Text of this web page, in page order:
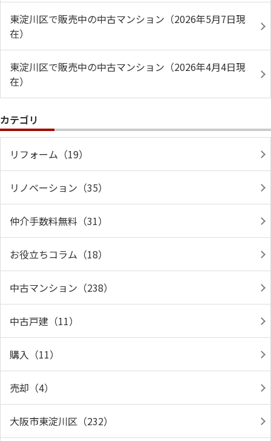
東淀川区で販売中の中古マンション（2026年5月7日現
在）
東淀川区で販売中の中古マンション（2026年4月4日現
在）
カテゴリ
リフォーム（19）
リノベーション（35）
仲介手数料無料（31）
お役立ちコラム（18）
中古マンション（238）
中古戸建（11）
購入（11）
売却（4）
大阪市東淀川区（232）